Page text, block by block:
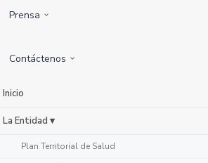
Prensa
Contáctenos
Inicio
La Entidad ▾
Plan Territorial de Salud